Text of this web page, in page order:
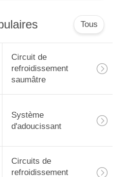
Tous
Circuit de
refroidissement
saumâtre
Système
d'adoucissant
Circuits de
refroidissement